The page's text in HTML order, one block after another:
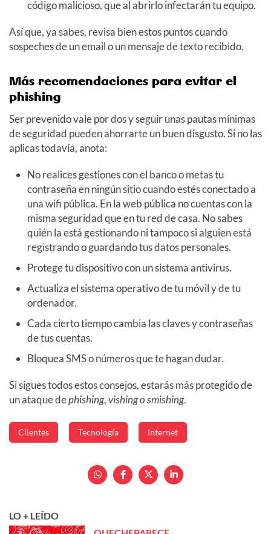
código malicioso, que al abrirlo infectarán tu equipo.
Así que, ya sabes, revisa bien estos puntos cuando
sospeches de un email o un mensaje de texto recibido.
Más recomendaciones para evitar el
phishing
Ser prevenido vale por dos y seguir unas pautas mínimas
de seguridad pueden ahorrarte un buen disgusto. Si no las
aplicas todavía, anota:
No realices gestiones con el banco o metas tu
contraseña en ningún sitio cuando estés conectado a
una wifi pública. En la web pública no cuentas con la
misma seguridad que en tu red de casa. No sabes
quién la está gestionando ni tampoco si alguien está
registrando o guardando tus datos personales.
Protege tu dispositivo con un sistema antivirus.
Actualiza el sistema operativo de tu móvil y de tu
ordenador.
Cada cierto tiempo cambia las claves y contraseñas
de tus cuentas.
Bloquea SMS o números que te hagan dudar.
Si sigues todos estos consejos, estarás más protegido de
un ataque dephishing,vishing o smishing.
Clientes Tecnología Internet
LO + LEÍDO